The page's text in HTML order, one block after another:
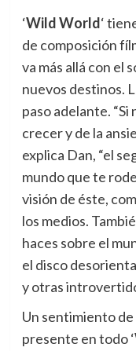
‘Wild World‘
de composición
va más allá con el
nuevos destinos.
paso adelante.
crecer y de la
explica Dan, “el
mundo que te
visión de éste,
los medios.
haces sobre el
el disco
y otras
Un sentimiento
presente en todo ‘